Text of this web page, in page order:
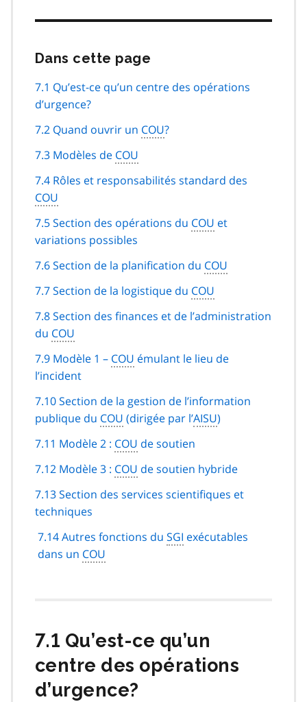
Dans cette page
navigation
7.1 Qu’est-ce qu’un centre des opérations
d’urgence?
7.2 Quand ouvrir un COU?
7.3 Modèles de COU
7.4 Rôles et responsabilités standard des
COU
7.5 Section des opérations du COU et
variations possibles
7.6 Section de la planification du COU
7.7 Section de la logistique du COU
7.8 Section des finances et de l’administration
du COU
7.9 Modèle 1 – COU émulant le lieu de
l’incident
7.10 Section de la gestion de l’information
publique du COU (dirigée par l’AISU)
7.11 Modèle 2 : COU de soutien
7.12 Modèle 3 : COU de soutien hybride
7.13 Section des services scientifiques et
techniques
7.14 Autres fonctions du SGI exécutables
dans un COU
7.1 Qu’est-ce qu’un
centre des opérations
d’urgence?